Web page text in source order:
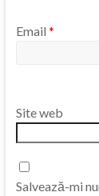
Email *
Site web
Salvează-mi